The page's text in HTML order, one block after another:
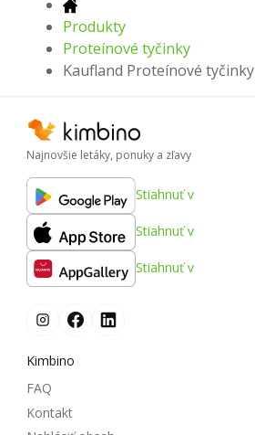
Produkty
Proteínové tyčinky
Kaufland Proteínové tyčinky
Najnovšie letáky, ponuky a zľavy
Stiahnuť v
Stiahnuť v
Stiahnuť v
Kimbino
FAQ
Kontakt